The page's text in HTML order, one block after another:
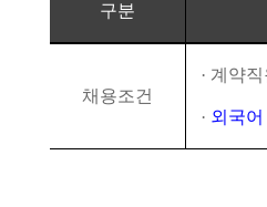
구분
채용조건
· 계약
· 외국